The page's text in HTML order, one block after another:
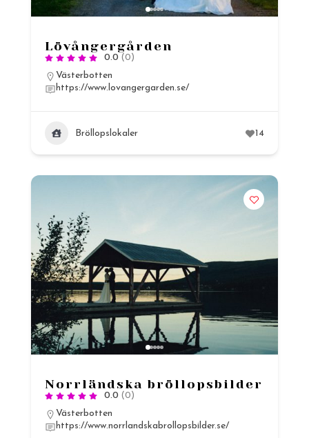
Lövångergården
0.0 (0)
Västerbotten
https://www.lovangergarden.se/
Bröllopslokaler 14
Norrländska bröllopsbilder
0.0 (0)
Västerbotten
https://www.norrlandskabrollopsbilder.se/